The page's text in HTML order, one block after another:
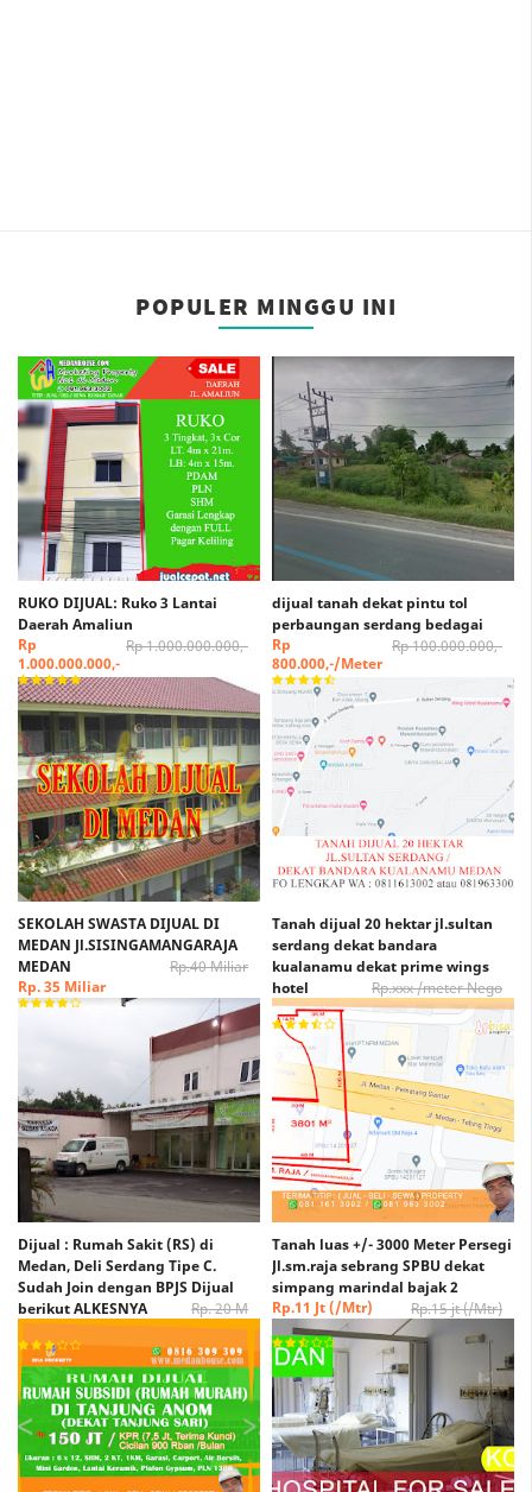
POPULER MINGGU INI
RUKO DIJUAL: Ruko 3 Lantai
Daerah Amaliun
Rp 1.000.000.000,-
Rp
1.000.000.000,-
dijual tanah dekat pintu tol
perbaungan serdang bedagai
Rp 100.000.000,-
Rp
800.000,-/Meter
SEKOLAH SWASTA DIJUAL DI
MEDAN Jl.SISINGAMANGARAJA
MEDAN
Rp.40 Miliar
Rp. 35 Miliar
Tanah dijual 20 hektar jl.sultan
serdang dekat bandara
kualanamu dekat prime wings
hotel
Rp.xxx /meter Nego
Rp. xxx /Meter Nego
Dijual : Rumah Sakit (RS) di
Medan, Deli Serdang Tipe C.
Sudah Join dengan BPJS Dijual
berikut ALKESNYA
Rp. 20 M
Rp. 15 M (Nego)
Tanah luas +/- 3000 Meter Persegi
Jl.sm.raja sebrang SPBU dekat
simpang marindal bajak 2
Rp.15 jt (/Mtr)
Rp.11 Jt (/Mtr)
(Nego)